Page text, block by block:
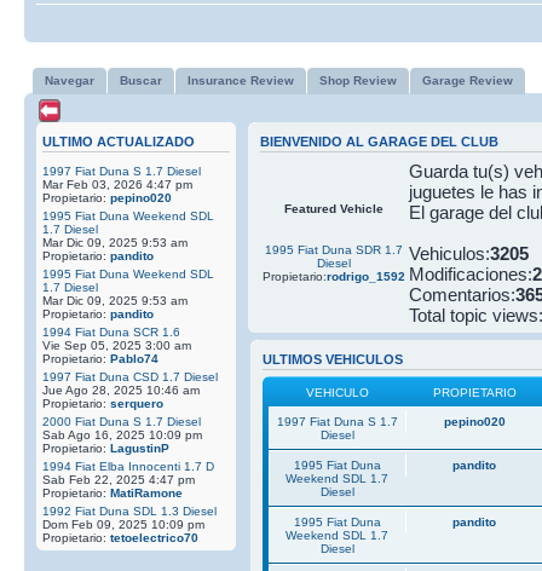
Navegar Buscar Insurance Review Shop Review Garage Review
ULTIMO ACTUALIZADO
1997 Fiat Duna S 1.7 Diesel
Mar Feb 03, 2026 4:47 pm
Propietario: pepino020
1995 Fiat Duna Weekend SDL
1.7 Diesel
Mar Dic 09, 2025 9:53 am
Propietario: pandito
1995 Fiat Duna Weekend SDL
1.7 Diesel
Mar Dic 09, 2025 9:53 am
Propietario: pandito
1994 Fiat Duna SCR 1.6
Vie Sep 05, 2025 3:00 am
Propietario: Pablo74
1997 Fiat Duna CSD 1.7 Diesel
Jue Ago 28, 2025 10:46 am
Propietario: serquero
2000 Fiat Duna S 1.7 Diesel
Sab Ago 16, 2025 10:09 pm
Propietario: LagustinP
1994 Fiat Elba Innocenti 1.7 D
Sab Feb 22, 2025 4:47 pm
Propietario: MatiRamone
1992 Fiat Duna SDL 1.3 Diesel
Dom Feb 09, 2025 10:09 pm
Propietario: tetoelectrico70
BIENVENIDO AL GARAGE DEL CLUB
Featured Vehicle
1995 Fiat Duna SDR 1.7
Diesel
Propietario:rodrigo_1592
Guarda tu(s)
juguetes le has
El garage del
Vehiculos:3205
Modificaciones:
Comentarios:
Total topic views:
ULTIMOS VEHICULOS
VEHICULO PROPIETARIO
1997 Fiat Duna S 1.7
Diesel
pepino020
1995 Fiat Duna
Weekend SDL 1.7
Diesel
pandito
1995 Fiat Duna
Weekend SDL 1.7
Diesel
pandito